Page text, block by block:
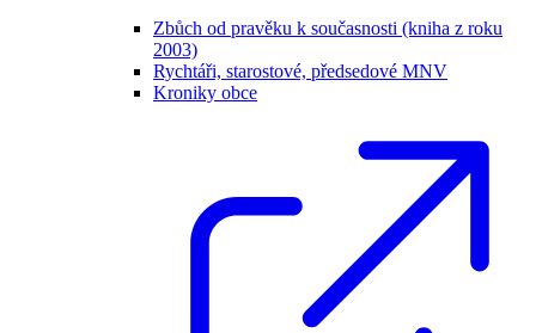
Zbůch od pravěku k současnosti (kniha z roku
2003)
Rychtáři, starostové, předsedové MNV
Kroniky obce